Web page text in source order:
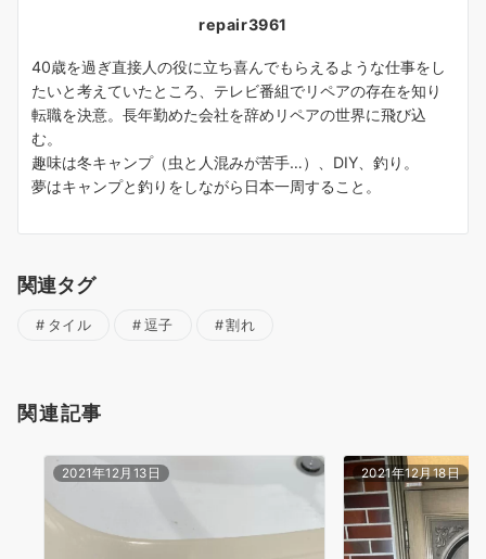
repair3961
40歳を過ぎ直接人の役に立ち喜んでもらえるような仕事をし
たいと考えていたところ、テレビ番組でリペアの存在を知り
転職を決意。長年勤めた会社を辞めリペアの世界に飛び込
む。
趣味は冬キャンプ（虫と人混みが苦手…）、DIY、釣り。
夢はキャンプと釣りをしながら日本一周すること。
関連タグ
タイル 逗子 割れ
関連記事
2021年12月13日 2021年12月18日